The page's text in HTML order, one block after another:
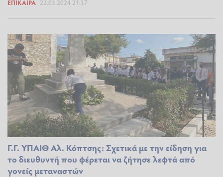
ΕΠΊΚΑΙΡΑ 22.03.2024 21:37
Γ.Γ. ΥΠΑΙΘ Αλ. Κόπτσης: Σχετικά με την είδηση για
το διευθυντή που φέρεται να ζήτησε λεφτά από
γονείς μεταναστών